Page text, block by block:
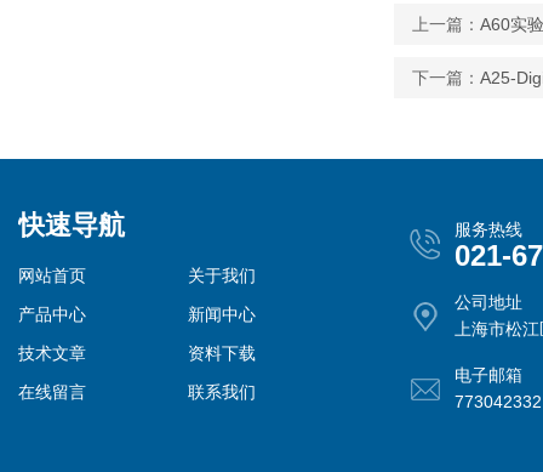
上一篇： A60实
下一篇： A25-
快速导航
网站首页
关于我们
产品中心
新闻中心
技术文章
资料下载
在线留言
联系我们
服务热线
021-
公司地址
上海市松
电子邮箱